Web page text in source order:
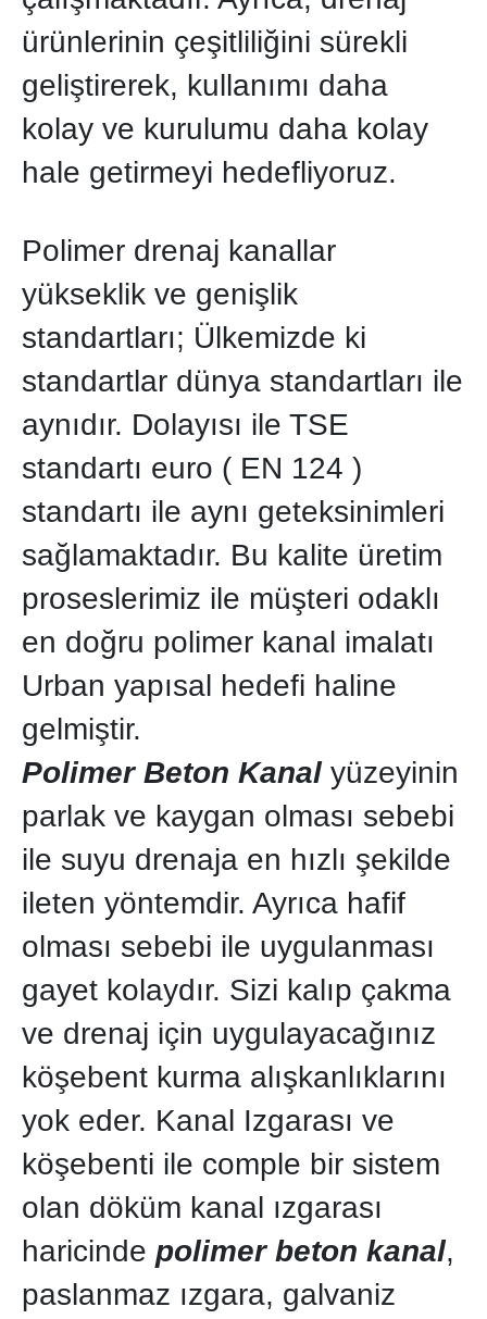
ürünlerinin çeşitliliğini sürekli
geliştirerek, kullanımı daha
kolay ve kurulumu daha kolay
hale getirmeyi hedefliyoruz.
Polimer drenaj kanallar
yükseklik ve genişlik
standartları; Ülkemizde ki
standartlar dünya standartları ile
aynıdır. Dolayısı ile TSE
standartı euro ( EN 124 )
standartı ile aynı geteksinimleri
sağlamaktadır. Bu kalite üretim
proseslerimiz ile müşteri odaklı
en doğru polimer kanal imalatı
Urban yapısal hedefi haline
gelmiştir.
Polimer Beton Kanalyüzeyinin
parlak ve kaygan olması sebebi
ile suyu drenaja en hızlı şekilde
ileten yöntemdir. Ayrıca hafif
olması sebebi ile uygulanması
gayet kolaydır. Sizi kalıp çakma
ve drenaj için uygulayacağınız
köşebent kurma alışkanlıklarını
yok eder. Kanal Izgarası ve
köşebenti ile comple bir sistem
olan döküm kanal ızgarası
haricinde polimer beton kanal,
paslanmaz ızgara, galvaniz